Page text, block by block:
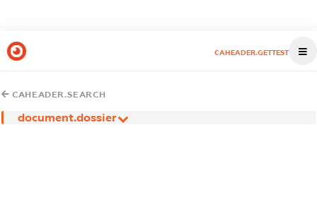
CAHEADER.GETTEST
CAHEADER.SEARCH
document.dossier